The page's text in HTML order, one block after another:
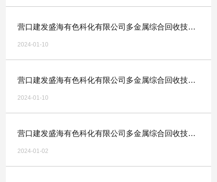
营口建发盛海有色科化有限公司多金属综合回收技术
升级搬迁扩建项目-余热锅炉采购（二次）
2024-01-10
营口建发盛海有色科化有限公司多金属综合回收技术
升级搬迁扩建项目-二氧化碳风机采购
2024-01-10
营口建发盛海有色科化有限公司多金属综合回收技术
升级搬迁扩建项目-余热锅炉采购
2024-01-02